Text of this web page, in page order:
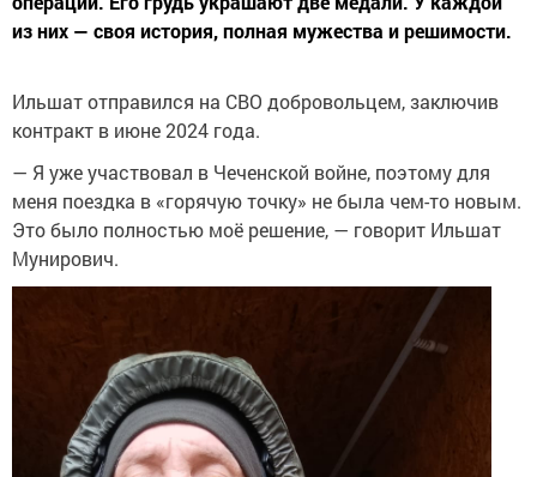
из них — своя история, полная мужества и решимости.
Ильшат отправился на СВО добровольцем, заключив
контракт в июне 2024 года.
— Я уже участвовал в Чеченской войне, поэтому для
меня поездка в «горячую точку» не была чем-то новым.
Это было полностью моё решение, — говорит Ильшат
Мунирович.